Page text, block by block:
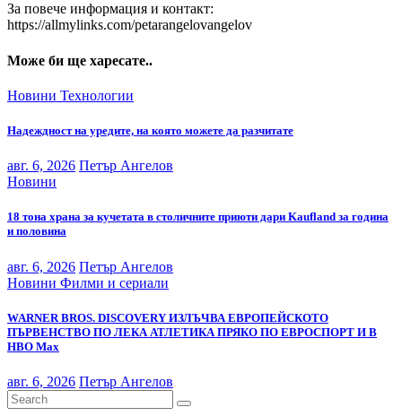
За повече информация и контакт:
https://allmylinks.com/petarangelovangelov
Може би ще харесате..
Новини Технологии
Надеждност на уредите, на която можете да разчитате
авг. 6, 2026 Петър Ангелов
Новини
18 тона храна за кучетата в столичните приюти дари Kaufland за година
и половина
авг. 6, 2026 Петър Ангелов
Новини Филми и сериали
WARNER BROS. DISCOVERY ИЗЛЪЧВА ЕВРОПЕЙСКОТО
ПЪРВЕНСТВО ПО ЛЕКА АТЛЕТИКА ПРЯКО ПО ЕВРОСПОРТ И В
НВО Мах
авг. 6, 2026 Петър Ангелов